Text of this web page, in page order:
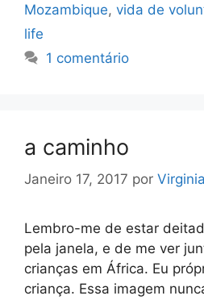
Mozambique, vida de
life
1 comentário
a caminho
Janeiro 17, 2017 por Virginia
Lembro-me de estar
pela janela, e de me ver
crianças em África. Eu
criança. Essa imagem